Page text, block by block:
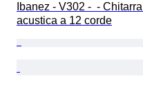
Ibanez - V302 -  - Chitarra
acustica a 12 corde